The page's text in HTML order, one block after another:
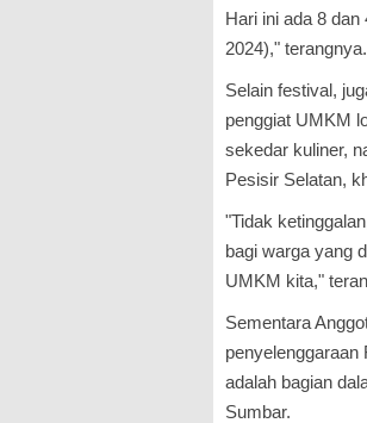
Hari ini ada 8
2024)," terangnya.
Selain festival,
penggiat UMKM
sekedar kuliner,
Pesisir Selatan,
"Tidak
bagi warga yang
UMKM kita,"
Sementara
penyelenggaraan
adalah bagian
Sumbar.